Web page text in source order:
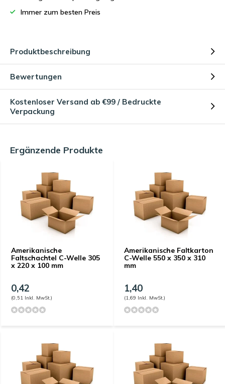
Immer zum besten Preis
Produktbeschreibung
Bewertungen
Kostenloser Versand ab €99 / Bedruckte
Verpackung
Ergänzende Produkte
Amerikanische
Faltschachtel C-Welle 305
x 220 x 100 mm
0,42
(0,51 Inkl. MwSt.)
Amerikanische Faltkarton
C-Welle 550 x 350 x 310
mm
1,40
(1,69 Inkl. MwSt.)